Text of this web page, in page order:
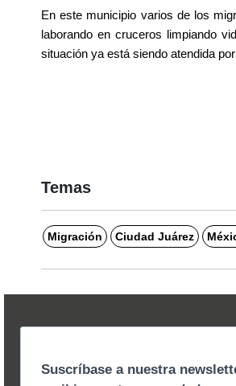
En este municipio varios de los
laborando en cruceros limpiando
situación ya está siendo atendida
Temas
Migración Ciudad Juárez